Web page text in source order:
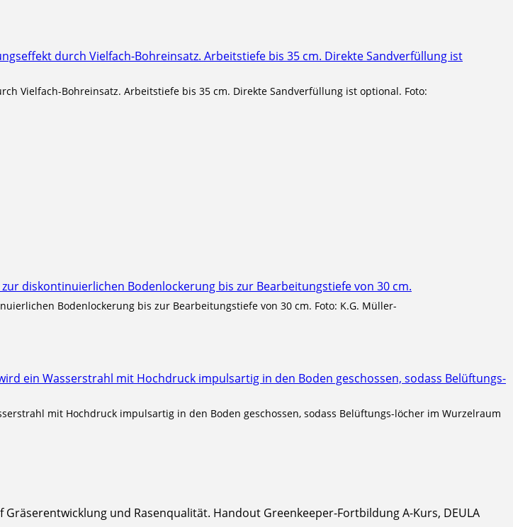
Vielfach-Bohreinsatz. Arbeitstiefe bis 35 cm. Direkte Sandverfüllung ist optional. Foto:
Bodenlockerung bis zur Bearbeitungstiefe von 30 cm. Foto: K.G. Müller-
mit Hochdruck impulsartig in den Boden geschossen, sodass Belüftungs-löcher im Wurzelraum
Gräserentwicklung und Rasenqualität. Handout Greenkeeper-Fortbildung A-Kurs, DEULA